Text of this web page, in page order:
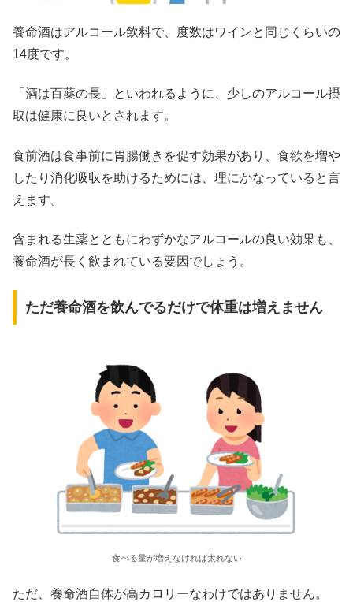
養命酒はアルコール飲料で、度数はワインと同じくらいの
14度です。
「酒は百薬の長」といわれるように、少しのアルコール摂
取は健康に良いとされます。
食前酒は食事前に胃腸働きを促す効果があり、食欲を増や
したり消化吸収を助けるためには、理にかなっていると言
えます。
含まれる生薬とともにわずかなアルコールの良い効果も、
養命酒が長く飲まれている要因でしょう。
ただ養命酒を飲んでるだけで体重は増えません
食べる量が増えなければ太れない
ただ、養命酒自体が高カロリーなわけではありません。